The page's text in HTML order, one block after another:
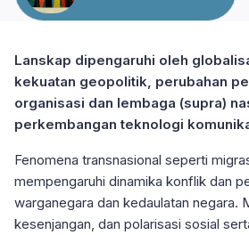
Lanskap dipengaruhi oleh
kekuatan geopolitik, perubahan
organisasi dan lembaga (supra)
perkembangan teknologi
Fenomena transnasional seperti
mempengaruhi dinamika konflik dan
warganegara dan kedaulatan negara.
kesenjangan, dan polarisasi sosial